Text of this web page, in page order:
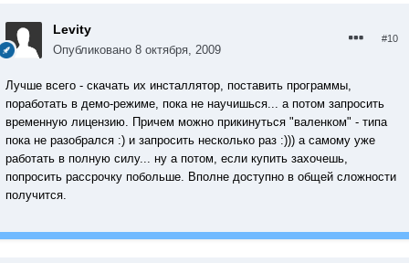
Levity
Опубликовано 8 октября, 2009
#10
Лучше всего - скачать их инсталлятор, поставить программы,
поработать в демо-режиме, пока не научишься... а потом запросить
временную лицензию. Причем можно прикинуться "валенком" - типа
пока не разобрался :) и запросить несколько раз :))) а самому уже
работать в полную силу... ну а потом, если купить захочешь,
попросить рассрочку побольше. Вполне доступно в общей сложности
получится.